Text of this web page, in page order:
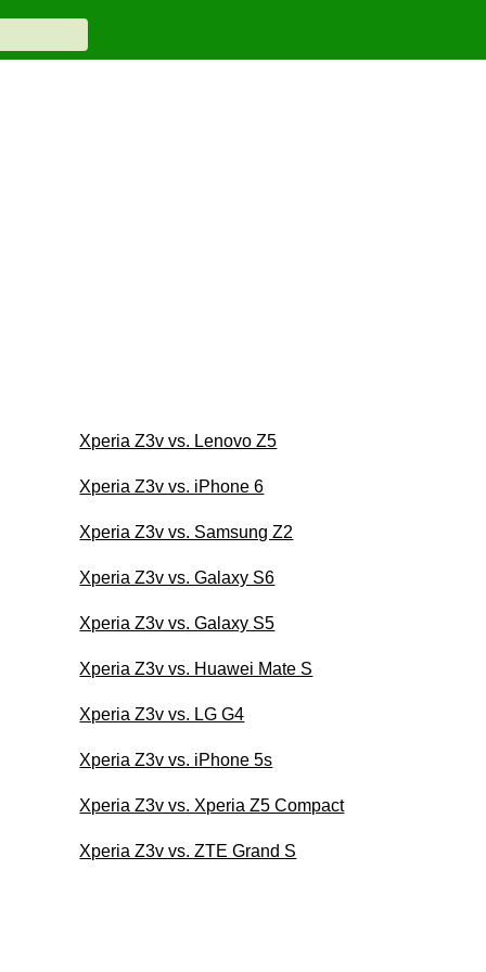
Xperia Z3v vs. Lenovo Z5
Xperia Z3v vs. iPhone 6
Xperia Z3v vs. Samsung Z2
Xperia Z3v vs. Galaxy S6
Xperia Z3v vs. Galaxy S5
Xperia Z3v vs. Huawei Mate S
Xperia Z3v vs. LG G4
Xperia Z3v vs. iPhone 5s
Xperia Z3v vs. Xperia Z5 Compact
Xperia Z3v vs. ZTE Grand S